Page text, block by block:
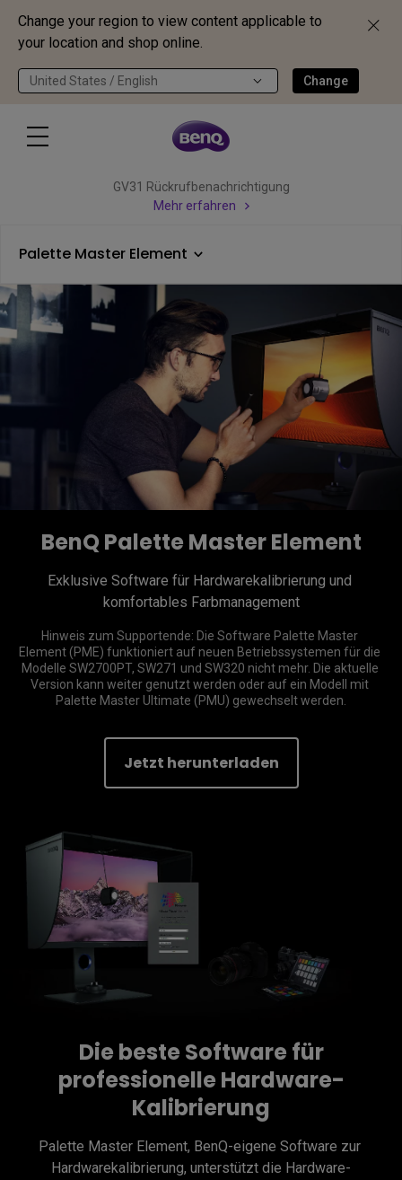
Change your region to view content applicable to
your location and shop online.
United States / English Change
GV31 Rückrufbenachrichtigung
Mehr erfahren
Palette Master Element
BenQ Palette Master Element
Exklusive Software für Hardwarekalibrierung und
komfortables Farbmanagement
Hinweis zum Supportende: Die Software Palette Master
Element (PME) funktioniert auf neuen Betriebssystemen für die
Modelle SW2700PT, SW271 und SW320 nicht mehr. Die aktuelle
Version kann weiter genutzt werden oder auf ein Modell mit
Palette Master Ultimate (PMU) gewechselt werden.
Jetzt herunterladen
Die beste Software für
professionelle Hardware-
Kalibrierung
Palette Master Element, BenQ-eigene Software zur
Hardwarekalibrierung, unterstützt die Hardware-